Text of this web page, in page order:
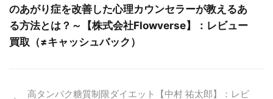
のあがり症を改善した心理カウンセラーが教えるあ
る方法とは？～【株式会社Flowverse】：レビュー
買取（≠キャッシュバック）
高タンパク糖質制限ダイエット【中村 祐太郎】：レビ